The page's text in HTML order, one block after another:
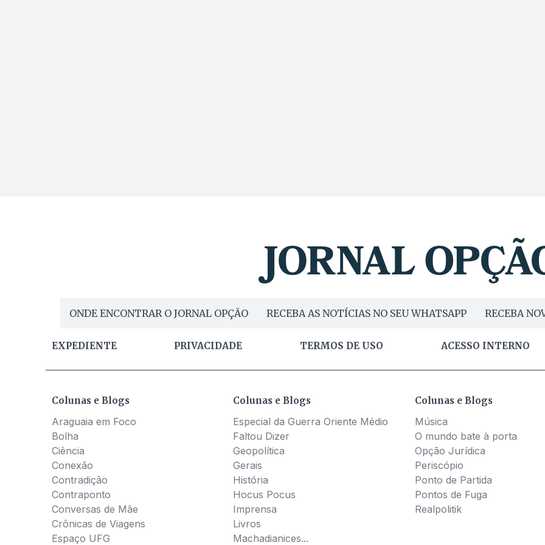
ONDE ENCONTRAR O JORNAL OPÇÃO RECEBA AS NOTÍCIAS NO SEU WHATSAPP RECEBA
EXPEDIENTE PRIVACIDADE TERMOS DE USO ACESSO INTERNO
Colunas e Blogs
Araguaia em Foco
Bolha
Ciência
Conexão
Contradição
Contraponto
Conversas de Mãe
Crônicas de Viagens
Espaço UFG
Colunas e Blogs
Especial da Guerra Oriente Médio
Faltou Dizer
Geopolítica
Gerais
História
Hocus Pocus
Imprensa
Livros
Machadianices...
Colunas e Blogs
Música
O mundo bate à porta
Opção Jurídica
Periscópio
Ponto de Partida
Pontos de Fuga
Realpolitik